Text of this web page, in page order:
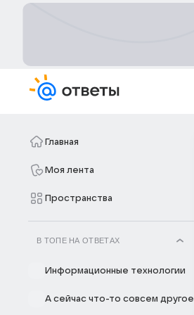
Главная
Моя лента
Пространства
В ТОПЕ НА ОТВЕТАХ
Информационные технологии
А сейчас что-то совсем другое